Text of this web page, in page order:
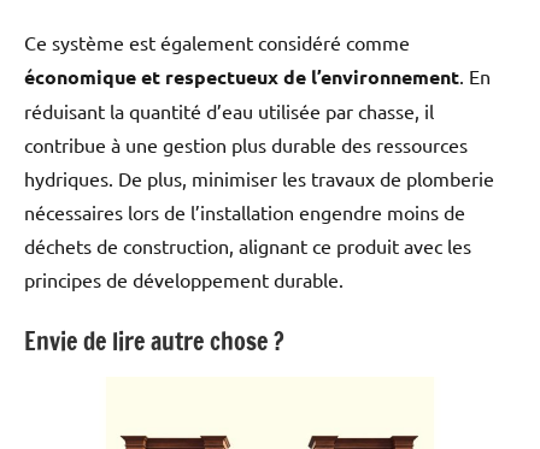
Ce système est également considéré comme
économique et respectueux de l’environnement. En
réduisant la quantité d’eau utilisée par chasse, il
contribue à une gestion plus durable des ressources
hydriques. De plus, minimiser les travaux de plomberie
nécessaires lors de l’installation engendre moins de
déchets de construction, alignant ce produit avec les
principes de développement durable.
Envie de lire autre chose ?